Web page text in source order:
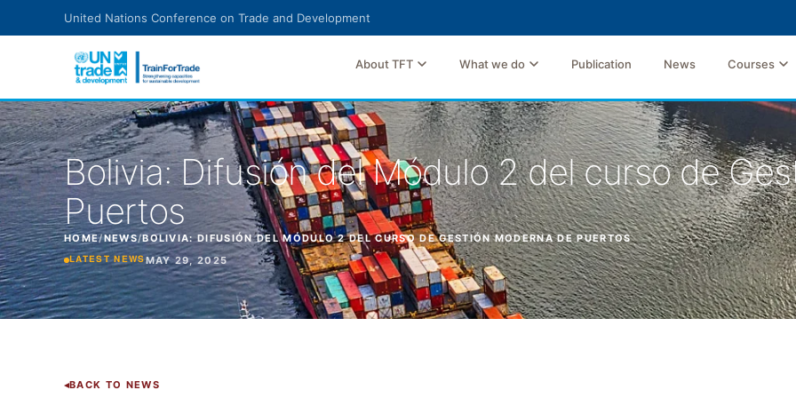
United Nations Conference on Trade and Development
About TFT What we do Publication News Courses
Bolivia: Difusión del Módulo 2 del curso de
Puertos
HOME/NEWS/BOLIVIA: DIFUSIÓN DEL MÓDULO 2 DEL CURSO DE GESTIÓN MODERNA DE PUERTOS
LATEST NEWSMAY 29, 2025
BACK TO NEWS